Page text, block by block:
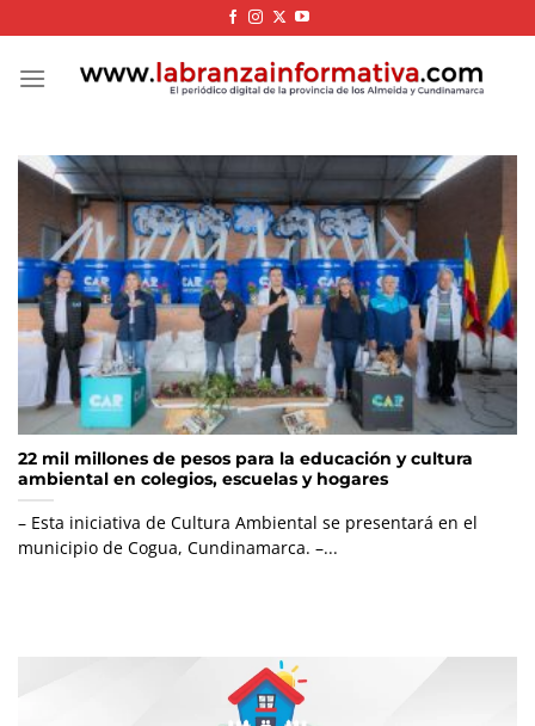
to
content
22 mil millones de pesos para la educación y cultura
ambiental en colegios, escuelas y hogares
– Esta iniciativa de Cultura Ambiental se presentará en el
municipio de Cogua, Cundinamarca. –...